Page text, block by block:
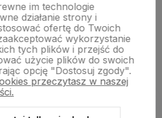
im technologie
działanie strony i
ofertę do Twoich
wykorzystanie
tych plików i przejść do
użycie plików do swoich
opcję "Dostosuj zgody".
przeczytasz w naszej